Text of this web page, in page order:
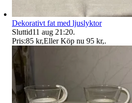
Dekorativt fat med ljuslyktor
Sluttid11 aug 21:20.
Pris:85 kr,Eller Köp nu 95 kr,.